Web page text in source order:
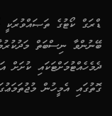
ޑްރަގް ކޯޓުގެ
ބޭނުންވާ ނިސްބަތް
ދެމެހެއްޓުމަށްޓަކައި ކުށަށް
ގޮތުގައި އެމީހުން